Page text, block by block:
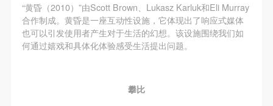
“黄昏（2010）”由Scott Brown、Lukasz Karluk和Eli Murray
合作制成。黄昏是一座互动性设施，它体现出了响应式媒体
也可以引发使用者产生对于生活的幻想。该设施围绕我们如
何通过嬉戏和具体化体验感受生活提出问题。
攀比